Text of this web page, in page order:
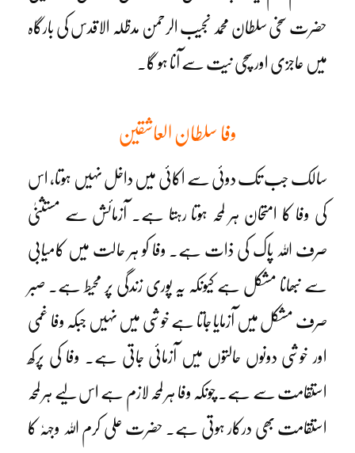
حضرت سخی سلطان محمد نجیب الرحمن مدظلہ الاقدس کی بارگاہ
میں عاجزی اور سچی نیت سے آنا ہو گا۔
وفا سلطان العاشقین
سالک جب تک دوئی سے اکائی میں داخل نہیں ہوتا، اس
کی وفا کا امتحان ہر لمحہ ہوتا رہتا ہے۔ آزمائش سے مستثنیٰ
صرف اللہ پاک کی ذات ہے۔ وفا کو ہر حالت میں کامیابی
سے نبھانا مشکل ہے کیونکہ یہ پوری زندگی پر محیط ہے۔ صبر
صرف مشکل میں آزمایا جاتا ہے خوشی میں نہیں جبکہ وفا غمی
اور خوشی دونوں حالتوں میں آزمائی جاتی ہے۔ وفا کی پرکھ
استقامت سے ہے۔ چونکہ وفا ہر لمحہ لازم ہے اس لیے ہر لمحہ
استقامت بھی درکار ہوتی ہے۔ حضرت علی کرم اللہ وجہہٗ کا